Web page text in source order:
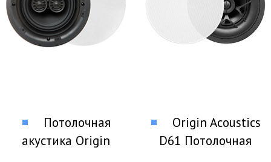
Потолочная
акустика Origin
Origin Acoustics
D61 Потолочная